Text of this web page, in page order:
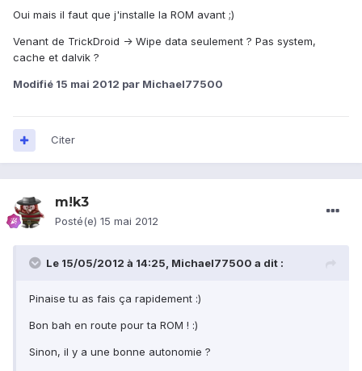
Oui mais il faut que j'installe la ROM avant ;)
Venant de TrickDroid -> Wipe data seulement ? Pas system,
cache et dalvik ?
Modifié 15 mai 2012 par Michael77500
Citer
m!k3
Posté(e) 15 mai 2012
Le 15/05/2012 à 14:25, Michael77500 a dit :
Pinaise tu as fais ça rapidement :)
Bon bah en route pour ta ROM ! :)
Sinon, il y a une bonne autonomie ?